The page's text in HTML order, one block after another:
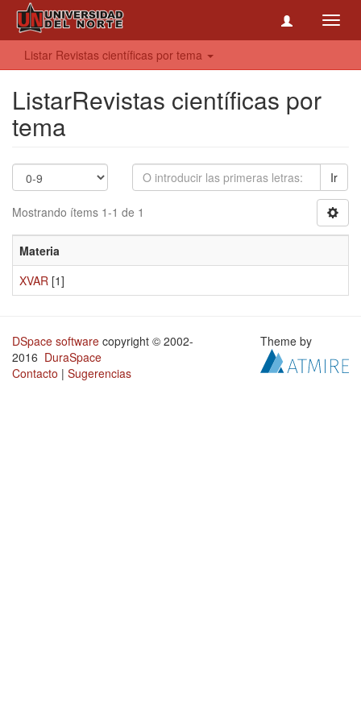
Listar Revistas científicas por tema
ListarRevistas científicas por
tema
Ir
Mostrando ítems 1-1 de 1
Materia
XVAR [1]
DSpace software copyright © 2002-
2016 DuraSpace
Contacto | Sugerencias
Theme by